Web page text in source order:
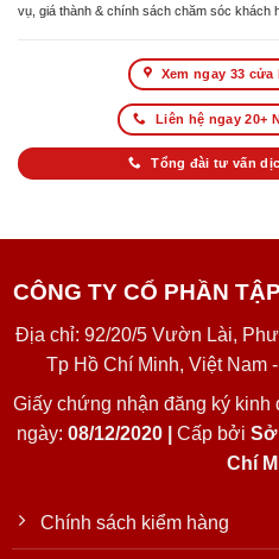
vụ, giá thành & chính sách chăm sóc khách
Xem ngay 33
Liên hệ ngay 20+
Tổng đài tư vấn
CÔNG TY CỔ PHẦN
Địa chỉ: 92/20/5 Vườn Lài,
Tp Hồ Chí Minh, Việt Nam
Giấy chứng nhận đăng ký kinh
ngày: 08/12/2020 | Cấp bởi
Chí
Chính sách kiểm hàng